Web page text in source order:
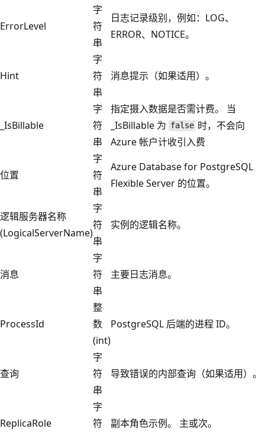
ErrorLevel
字
符
串
日志记录级别，例如：LOG、
ERROR、NOTICE。
Hint
字
符
串
消息提示（如果适用）。
_IsBillable
字
符
串
指定摄入数据是否需计费。 当
_IsBillable 为 false 时，不会向
Azure 帐户计收引入费
位置
字
符
串
Azure Database for PostgreSQL
Flexible Server 的位置。
逻辑服务器名称
(LogicalServerName)
字
符
串
实例的逻辑名称。
消息
字
符
串
主要日志消息。
ProcessId
整
数
(int)
PostgreSQL 后端的进程 ID。
查询
字
符
串
导致错误的内部查询（如果适用）。
ReplicaRole
字
符
副本角色示例。 主或次。